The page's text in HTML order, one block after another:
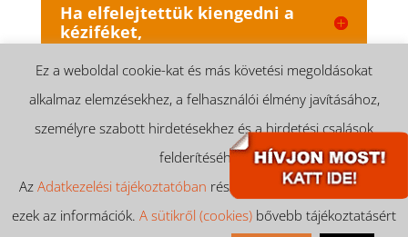
Ha elfelejtettük kiengedni a
kéziféket,
Impresszum
Olajcsere
Adatkezelési tájékoztató
Ez a weboldal cookie-kat és más követési megoldásokat
alkalmaz elemzésekhez, a felhasználói élmény javításához,
személyre szabott hirdetésekhez és a hirdetési csalások
felderítéséhez.
Az Adatkezelési tájékoztatóban részletesen is megtalálhatóak
ezek az információk. A sütikről (cookies) bővebb tájékoztatásért